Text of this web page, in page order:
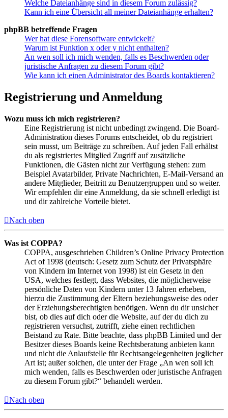
Welche Dateianhänge sind in diesem Forum zulässig?
Kann ich eine Übersicht all meiner Dateianhänge erhalten?
phpBB betreffende Fragen
Wer hat diese Forensoftware entwickelt?
Warum ist Funktion x oder y nicht enthalten?
An wen soll ich mich wenden, falls es Beschwerden oder
juristische Anfragen zu diesem Forum gibt?
Wie kann ich einen Administrator des Boards kontaktieren?
Registrierung und Anmeldung
Wozu muss ich mich registrieren?
Eine Registrierung ist nicht unbedingt zwingend. Die Board-
Administration dieses Forums entscheidet, ob du registriert
sein musst, um Beiträge zu schreiben. Auf jeden Fall erhältst
du als registriertes Mitglied Zugriff auf zusätzliche
Funktionen, die Gästen nicht zur Verfügung stehen: zum
Beispiel Avatarbilder, Private Nachrichten, E-Mail-Versand an
andere Mitglieder, Beitritt zu Benutzergruppen und so weiter.
Wir empfehlen dir eine Anmeldung, da sie schnell erledigt ist
und dir zahlreiche Vorteile bietet.
Nach oben
Was ist COPPA?
COPPA, ausgeschrieben Children’s Online Privacy Protection
Act of 1998 (deutsch: Gesetz zum Schutz der Privatsphäre
von Kindern im Internet von 1998) ist ein Gesetz in den
USA, welches festlegt, dass Websites, die möglicherweise
persönliche Daten von Kindern unter 13 Jahren erheben,
hierzu die Zustimmung der Eltern beziehungsweise des oder
der Erziehungsberechtigten benötigen. Wenn du dir unsicher
bist, ob dies auf dich oder die Website, auf der du dich zu
registrieren versuchst, zutrifft, ziehe einen rechtlichen
Beistand zu Rate. Bitte beachte, dass phpBB Limited und der
Besitzer dieses Boards keine Rechtsberatung anbieten kann
und nicht die Anlaufstelle für Rechtsangelegenheiten jeglicher
Art ist; außer solchen, die unter der Frage „An wen soll ich
mich wenden, falls es Beschwerden oder juristische Anfragen
zu diesem Forum gibt?“ behandelt werden.
Nach oben